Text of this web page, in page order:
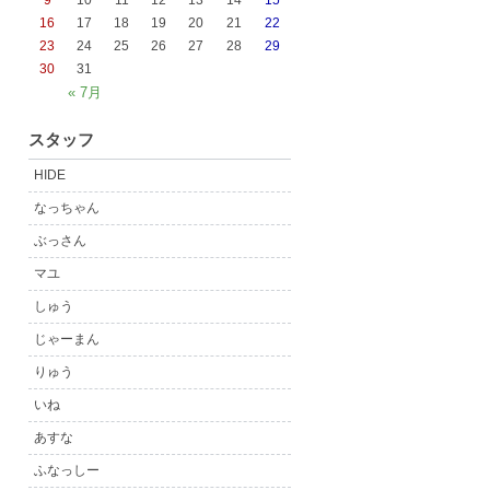
« 7月
16
17 18 19 20 21
22
23
24 25 26 27 28
29
30
31
スタッフ
HIDE
なっちゃん
ぶっさん
マユ
しゅう
じゃーまん
りゅう
いね
あすな
ふなっしー